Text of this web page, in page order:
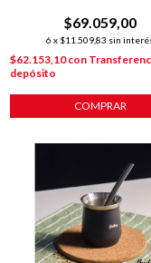
$69.059,00
6 x $11.509,83 sin
$62.153,10con
depósito
COMPRAR